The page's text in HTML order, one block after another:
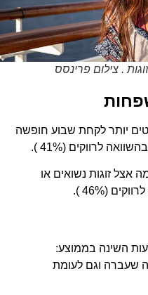
. צילום פרינסס
עובדים (53% ) נוטים יותר לקחת שבוע חופשה
לרווקים (41% ).
זוגות נשואים או
השינה בממוצע:
וגם לעומת